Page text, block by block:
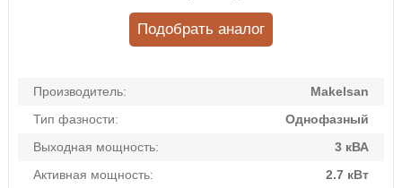
Производитель:
Makelsan
Тип фазности:
Однофазный
Выходная мощность:
3 кВА
Активная мощность:
2.7 кВт
Подобрать аналог